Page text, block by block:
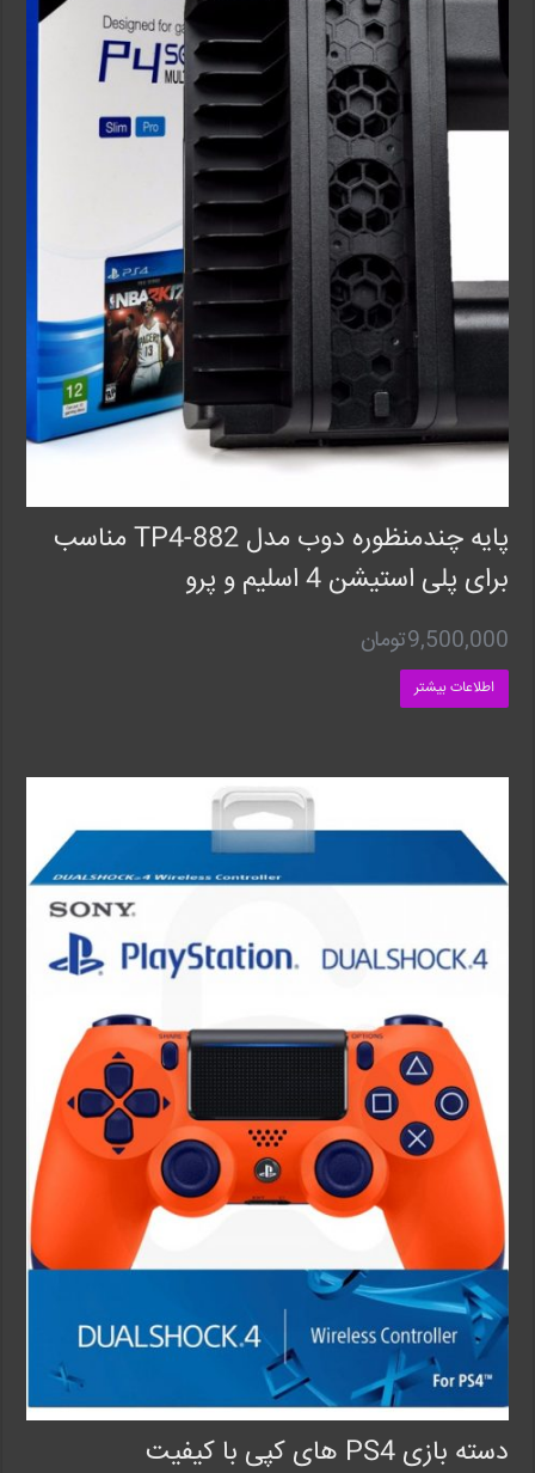
پایه چندمنظوره دوب مدل TP4-882 مناسب
برای پلی استیشن 4 اسلیم و پرو
9,500,000تومان
اطلاعات بیشتر
دسته بازی PS4 های کپی با کیفیت